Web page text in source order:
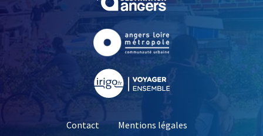
, Ouvre une nouvelle
Contact Mentions légales